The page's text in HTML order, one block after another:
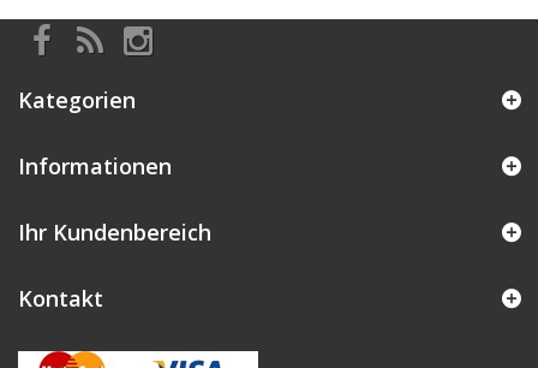
Kategorien
Informationen
Ihr Kundenbereich
Kontakt